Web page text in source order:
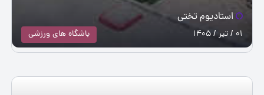
استادیوم تختی
باشگاه های ورزشی 01 / تیر / 1405